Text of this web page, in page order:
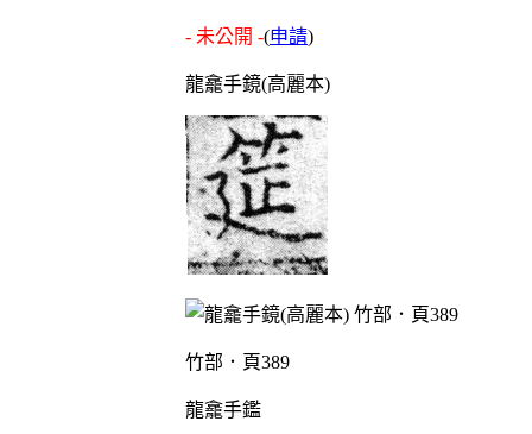
- 未公開 -(申請)
龍龕手鏡(高麗本)
竹部．頁389
龍龕手鑑